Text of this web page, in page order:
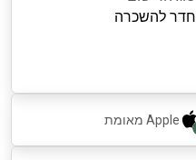
חדר להשכרה
Apple מאומת